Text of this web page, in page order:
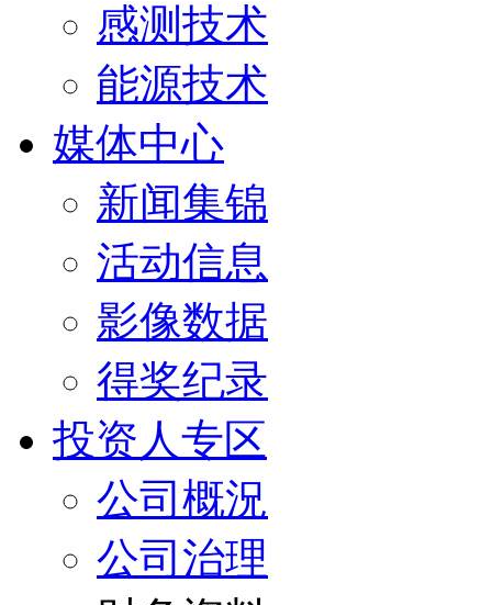
感测技术
能源技术
媒体中心
新闻集锦
活动信息
影像数据
得奖纪录
投资人专区
公司概況
公司治理